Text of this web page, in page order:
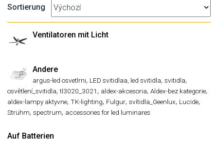
Sortierung
Ventilatoren mit Licht
Andere
argus-led osvetlrni, LED svitidlaa, led svitidla, svitidla,
osvětlení_svitidla,tl3020_3021 , aldex-akcesoria, Aldex-bez kategorie,
aldex-lampy aktyvne, TK-lighting, Fulgur, svítidla_Geenlux, Lucide,
Strühm, spectrum, accessories for led luminares
Auf Batterien